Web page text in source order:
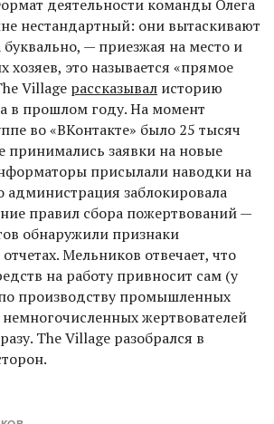
деятельности команды Олега
нестандартный: они вытаскивают
— приезжая на место и
хозяев, это называется «прямое
Village рассказывал историю
в прошлом году. На момент
во «ВКонтакте» было 25 тысяч
принимались заявки на новые
присылали наводки на
администрация заблокировала
правил сбора пожертвований —
обнаружили признаки
Мельников отвечает, что
на работу привносит сам (у
по производству промышленных
немногочисленных жертвователей
The Village разобрался в